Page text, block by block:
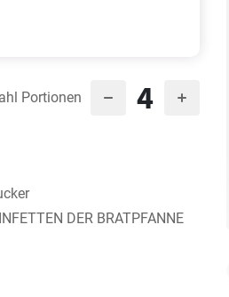
Portionen 4
DER BRATPFANNE